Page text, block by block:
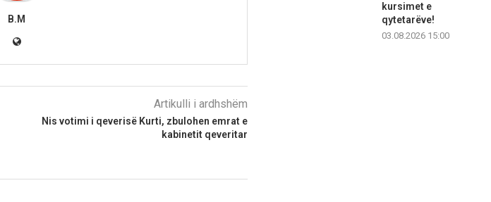
B.M
Artikulli i ardhshëm
Nis votimi i qeverisë Kurti, zbulohen emrat e
kabinetit qeveritar
kursimet e
qytetarëve!
03.08.2026 15:00